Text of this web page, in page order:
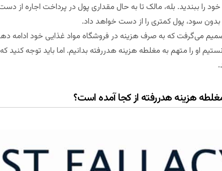
را ببندید. بله، مالک تا به حال مقداری پول در پرداخت اجاره از
سود، پول کمتری را از دست خواهد داد.
می‌گرفت که به صرف هزینه در فروشگاه مواد غذایی خود ادامه
او را متهم به مغلطه هزینه هدررفته بدانیم. اما باید توجه
هزینه هدررفته‌ از کجا آمده‌ است؟